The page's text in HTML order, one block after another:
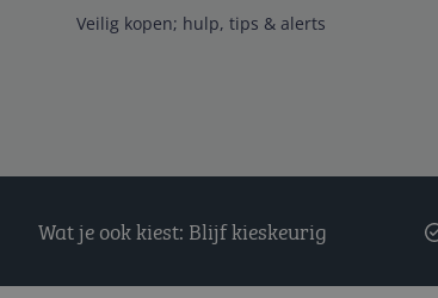
Veilig kopen; hulp, tips & alerts
Wat je ook kiest: Blijf kieskeurig